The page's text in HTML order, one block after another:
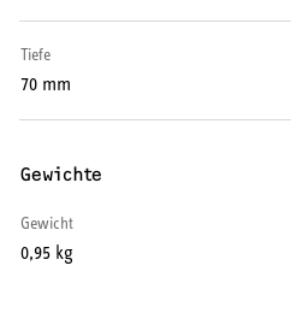
Lüftungsanlagen
SERVICE
Serviceleistungen
Tiefe
70 mm
Gewichte
Gewicht
0,95 kg